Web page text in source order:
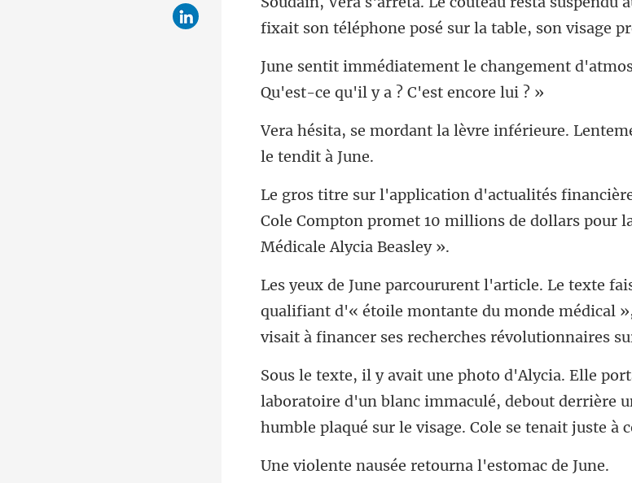
fixait son téléphone posé
nt
Qu'e
inférieure.
Cole Compton promet 10 millions de do
qualifiant d'« étoile montante du monde médical
oratoire d'un blanc immaculé, debout derrière
hu
usée retourna l